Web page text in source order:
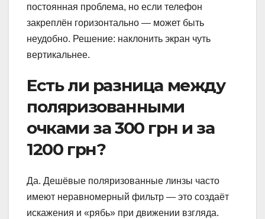
постоянная проблема, но если телефон
закреплён горизонтально — может быть
неудобно. Решение: наклонить экран чуть
вертикальнее.
Есть ли разница между
поляризованными
очками за 300 грн и за
1200 грн?
Да. Дешёвые поляризованные линзы часто
имеют неравномерный фильтр — это создаёт
искажения и «рябь» при движении взгляда.